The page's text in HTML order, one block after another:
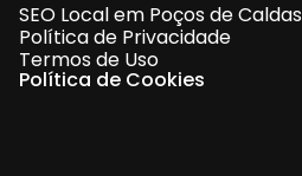
SEO Local em Poços de Caldas
Política de Privacidade
Termos de Uso
Política de Cookies